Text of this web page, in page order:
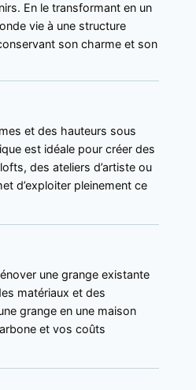
En le transformant en un
vie à une structure
son charme et son
et des hauteurs sous
est idéale pour créer des
des ateliers d’artiste ou
d’exploiter pleinement ce
une grange existante
matériaux et des
grange en une maison
et vos coûts